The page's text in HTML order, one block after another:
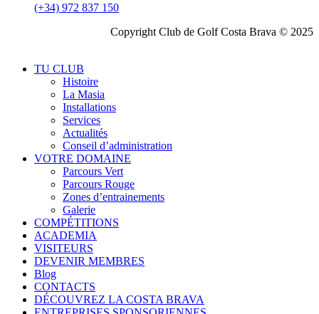
(+34) 972 837 150
Copyright Club de Golf Costa Brava © 2025
TU CLUB
Histoire
La Masia
Installations
Services
Actualités
Conseil d’administration
VOTRE DOMAINE
Parcours Vert
Parcours Rouge
Zones d’entrainements
Galerie
COMPÉTITIONS
ACADEMIA
VISITEURS
DEVENIR MEMBRES
Blog
CONTACTS
DÉCOUVREZ LA COSTA BRAVA